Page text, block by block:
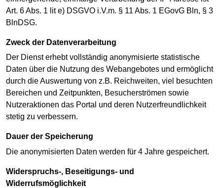
Art. 6 Abs. 1 lit e) DSGVO i.V.m. § 11 Abs. 1 EGovG Bln, § 3
BlnDSG.
Zweck der Datenverarbeitung
Der Dienst erhebt vollständig anonymisierte statistische
Daten über die Nutzung des Webangebotes und ermöglicht
durch die Auswertung von z.B. Reichweiten, viel besuchten
Bereichen und Zeitpunkten, Besucherströmen sowie
Nutzeraktionen das Portal und deren Nutzerfreundlichkeit
stetig zu verbessern.
Dauer der Speicherung
Die anonymisierten Daten werden für 4 Jahre gespeichert.
Widerspruchs-, Beseitigungs- und
Widerrufsmöglichkeit